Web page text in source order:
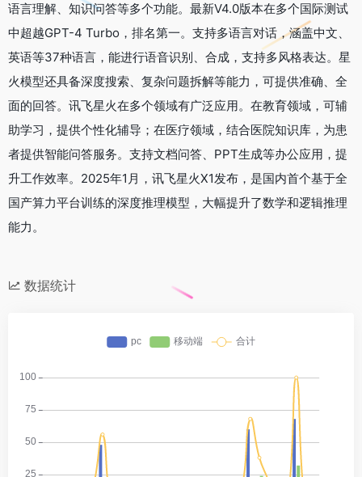
语言理解、知识问答等多个功能。最新V4.0版本在多个国际测试
中超越GPT-4 Turbo，排名第一。支持多语言对话，涵盖中文、
英语等37种语言，能进行语音识别、合成，支持多风格表达。星
火模型还具备深度搜索、复杂问题拆解等能力，可提供准确、全
面的回答。讯飞星火在多个领域有广泛应用。在教育领域，可辅
助学习，提供个性化辅导；在医疗领域，结合医院知识库，为患
者提供智能问答服务。支持文档问答、PPT生成等办公应用，提
升工作效率。2025年1月，讯飞星火X1发布，是国内首个基于全
国产算力平台训练的深度推理模型，大幅提升了数学和逻辑推理
能力。
数据统计